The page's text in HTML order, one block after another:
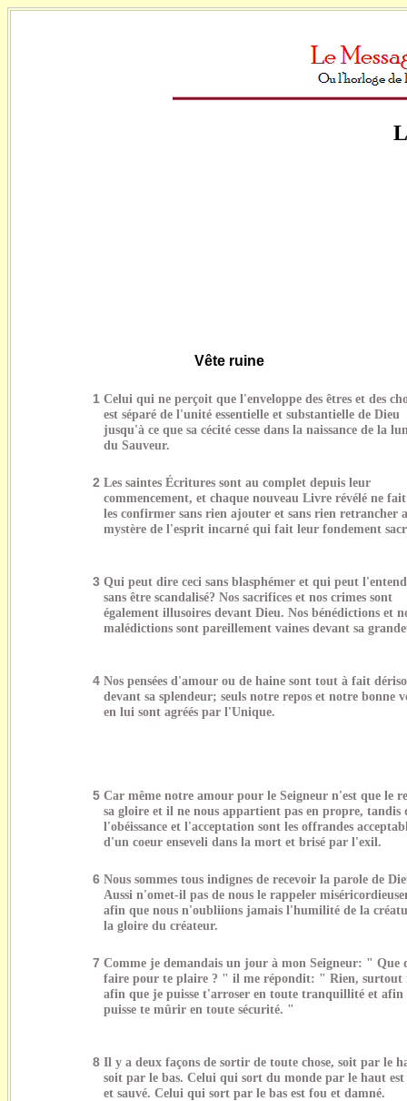
Vête ruine
1 Celui qui ne perçoit que l'enveloppe des êtres et des
est séparé de l'unité essentielle et substantielle de Dieu
jusqu'à ce que sa cécité cesse dans la naissance de la
du Sauveur.
2 Les saintes Écritures sont au complet depuis leur
commencement, et chaque nouveau Livre révélé ne
les confirmer sans rien ajouter et sans rien retrancher
mystère de l'esprit incarné qui fait leur fondement
3 Qui peut dire ceci sans blasphémer et qui peut
sans être scandalisé? Nos sacrifices et nos crimes sont
également illusoires devant Dieu. Nos bénédictions et
malédictions sont pareillement vaines devant sa
4 Nos pensées d'amour ou de haine sont tout à fait
devant sa splendeur; seuls notre repos et notre bonne
en lui sont agréés par l'Unique.
5 Car même notre amour pour le Seigneur n'est que le
sa gloire et il ne nous appartient pas en propre, tandis
l'obéissance et l'acceptation sont les offrandes
d'un coeur enseveli dans la mort et brisé par l'exil.
6 Nous sommes tous indignes de recevoir la parole de
Aussi n'omet-il pas de nous le rappeler
afin que nous n'oubliions jamais l'humilité de la
la gloire du créateur.
7 Comme je demandais un jour à mon Seigneur: " Que
faire pour te plaire ? " il me répondit: " Rien, surtout
afin que je puisse t'arroser en toute tranquillité et afin
puisse te mûrir en toute sécurité. "
8 Il y a deux façons de sortir de toute chose, soit par le
soit par le bas. Celui qui sort du monde par le haut
et sauvé. Celui qui sort par le bas est fou et damné.